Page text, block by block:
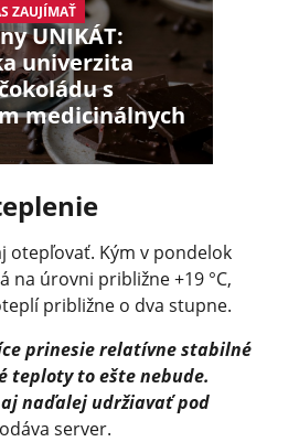
ZAUJÍMAŤ
UNIKÁT:
univerzita
s
medicinálnych
otepľovať. Kým v pondelok
na úrovni približne +19 °C,
približne o dva stupne.
prinesie relatívne stabilné
teploty to ešte nebude.
naďalej udržiavať pod
server.